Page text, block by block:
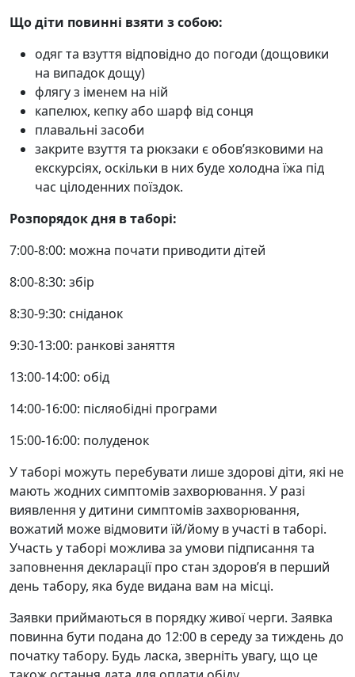
Що діти повинні взяти з собою:
одяг та взуття відповідно до погоди (дощовики
на випадок дощу)
флягу з іменем на ній
капелюх, кепку або шарф від сонця
плавальні засоби
закрите взуття та рюкзаки є обов’язковими на
екскурсіях, оскільки в них буде холодна їжа під
час цілоденних поїздок.
Розпорядок дня в таборі:
7:00-8:00: можна почати приводити дітей
8:00-8:30: збір
8:30-9:30: сніданок
9:30-13:00: ранкові заняття
13:00-14:00: обід
14:00-16:00: післяобідні програми
15:00-16:00: полуденок
У таборі можуть перебувати лише здорові діти, які не
мають жодних симптомів захворювання. У разі
виявлення у дитини симптомів захворювання,
вожатий може відмовити їй/йому в участі в таборі.
Участь у таборі можлива за умови підписання та
заповнення декларації про стан здоров’я в перший
день табору, яка буде видана вам на місці.
Заявки приймаються в порядку живої черги. Заявка
повинна бути подана до 12:00 в середу за тиждень до
початку табору. Будь ласка, зверніть увагу, що це